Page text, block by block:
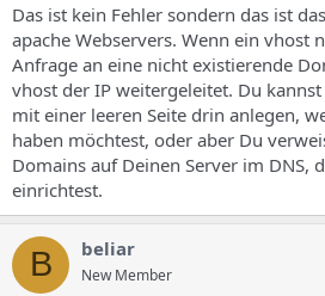
Das ist kein Fehler sondern das ist
apache Webservers. Wenn ein vhost
Anfrage an eine nicht existierende
vhost der IP weitergeleitet. Du
mit einer leeren Seite drin anlegen,
haben möchtest, oder aber Du
Domains auf Deinen Server im DNS,
einrichtest.
B beliar
New Member